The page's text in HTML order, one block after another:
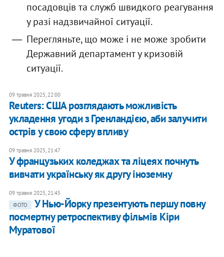
посадовців та служб швидкого реагування
у разі надзвичайної ситуації.
Перегляньте, що може і не може зробити
Державний департамент у кризовій
ситуації.
09 травня 2025, 22:00
Reuters: США розглядають можливість
укладення угоди з Гренландією, аби залучити
острів у свою сферу впливу
09 травня 2025, 21:47
У французьких коледжах та ліцеях почнуть
вивчати українську як другу іноземну
09 травня 2025, 21:45
ФОТО
У Нью-Йорку презентують першу повну
посмертну ретроспективу фільмів Кіри
Муратової